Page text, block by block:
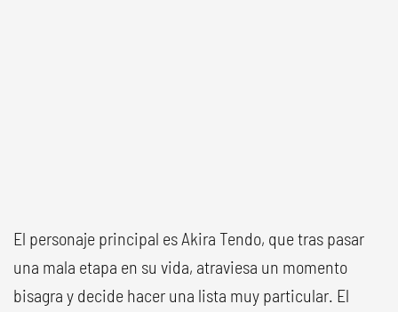
El personaje principal es Akira Tendo, que tras pasar
una mala etapa en su vida, atraviesa un momento
bisagra y decide hacer una lista muy particular. El